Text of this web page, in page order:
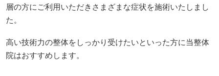
層の方にご利用いただきさまざまな症状を施術いたしまし
た。
高い技術力の整体をしっかり受けたいといった方に当整体
院はおすすめします。